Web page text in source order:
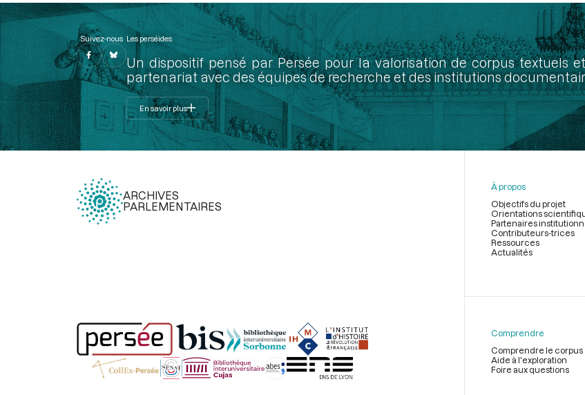
Suivez-nous Les perséides
Un dispositif pensé par Persée pour la valorisation de corpus textuels
partenariat avec des équipes de recherche et des institutions
En savoir plus
ARCHIVES
PARLEMENTAIRES
page
À propos
Objectifs du projet
Orientations
Partenaires
Contributeurs-trices
Ressources
Actualités
Comprendre
Comprendre le corpus
Aide à l'exploration
Foire aux questions